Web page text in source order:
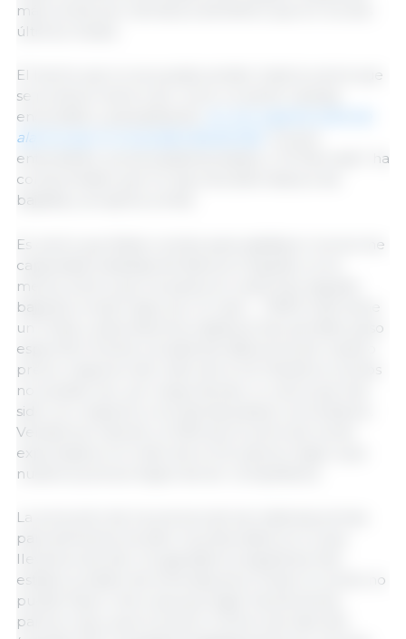
más cerdos por semana a beneficio que en los dos
últimos meses.
El hecho que no se pueda vender toda la carne que
se produce viene a ser como un piloto naranja
encendido y parpadeante:
alarma que no se puede desatender.
entendedor pocas palabras bastan y “El Mercado” ha
comprendido que no hay otra alternativa a las
bajadas y se aplica a ellas.
Es cierto que faltan cerdos para satisfacer la enorme
capacidad instalada de faena en España; no es
menos cierto que los pesos en canal han seguido
bajando a todo trapo por el calor… PERO todo tiene
un límite y estos factores objetivos han perdido peso
específico frente a la abismal diferencia de nuestro
precio respecto del resto de la UE. Nuestros cerdos
no pueden ser, por largo tiempo, lo caros que han
sido con respecto a los demás países comunitarios.
Vendemos más de un 50% de la carne de cerdo
exportada en el resto de la UE; parece lógico que
nuestros precios hayan de ser competitivos.
La evolución de los precios de las materias primas
para alimentos ha sido muy favorable en lo que
llevamos de año; los ganaderos españoles han
estado (y están) de enhorabuena. Si bien el cerdo no
puede hacer otra cosa que bajar fuertemente,
parece claro que el precio mínimo de este año